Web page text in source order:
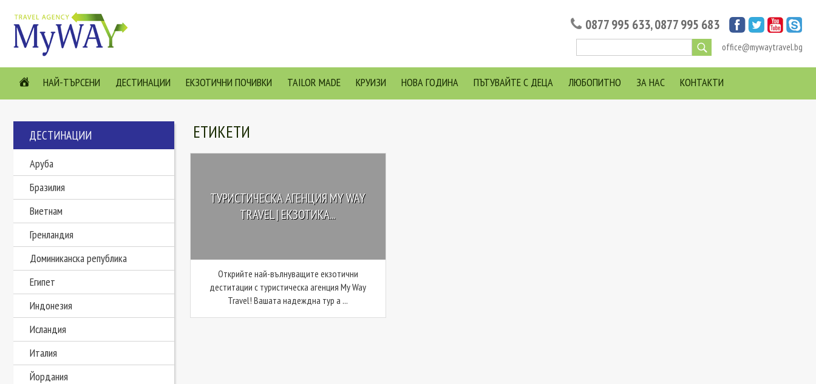
0877 995 633,0877 995 683
office@mywaytravel.bg
НАЙ-ТЪРСЕНИ ДЕСТИНАЦИИ ЕКЗОТИЧНИ ПОЧИВКИ TAILOR MADE КРУИЗИ НОВА ГОДИНА ПЪТУВАЙТЕ С ДЕЦА ЛЮБОПИТНО ЗА НАС КОНТАКТИ
ДЕСТИНАЦИИ
Аруба
Бразилия
Виетнам
Гренландия
Доминиканска република
Египет
Индонезия
Исландия
Италия
Йордания
ЕТИКЕТИ
ТУРИСТИЧЕСКА АГЕНЦИЯ MY WAY
TRAVEL | EКЗОТИКА...
Открийте най-вълнуващите екзотични
деститации с туристическа агенция My Way
Travel! Вашата надеждна тур а ...